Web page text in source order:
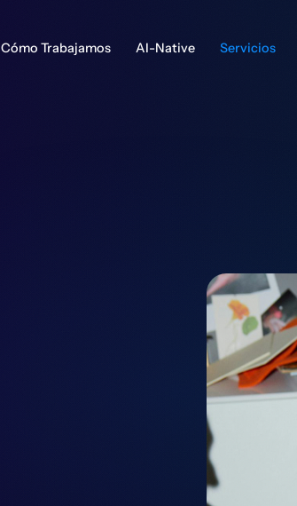
Cómo Trabajamos AI-Native Servicios